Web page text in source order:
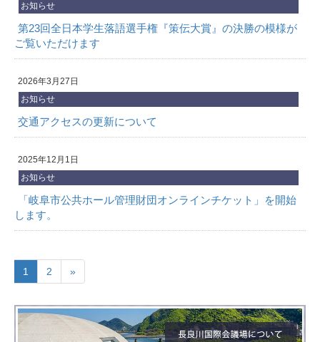
お知らせ
第23回全日本学生落語選手権『策伝大賞』の決勝の模様が
ご覧いただけます
2026年3月27日
お知らせ
交通アクセスの更新について
2025年12月1日
お知らせ
「岐阜市公共ホール管理財団オンラインチケット」を開始
します。
1 2 »